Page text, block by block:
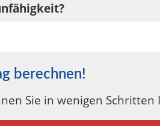
berechnen!
Sie in wenigen